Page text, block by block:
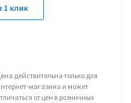
1 клик
действительна только для
магазина и может
от цен в розничных